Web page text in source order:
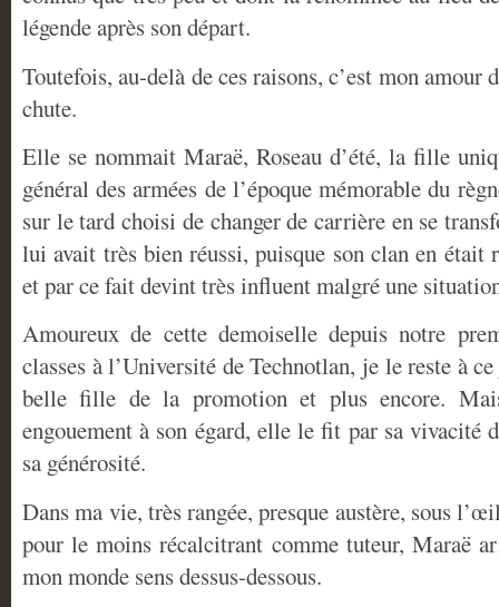
légende après son départ.
Toutefois, au-delà de ces raisons, c’est mon amour
chute.
Elle se nommait Maraë, Roseau d’été, la fille
général des armées de l’époque mémorable du
sur le tard choisi de changer de carrière en se
lui avait très bien réussi, puisque son clan en était
et par ce fait devint très influent malgré une
Amoureux de cette demoiselle depuis notre
classes à l’Université de Technotlan, je le reste à
belle fille de la promotion et plus encore.
engouement à son égard, elle le fit par sa vivacité
sa générosité.
Dans ma vie, très rangée, presque austère, sous
pour le moins récalcitrant comme tuteur, Maraë
mon monde sens dessus-dessous.